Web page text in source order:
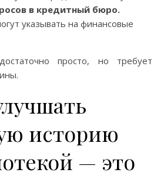
в кредитный бюро.
указывать на финансовые
просто, но требует
историю
— это